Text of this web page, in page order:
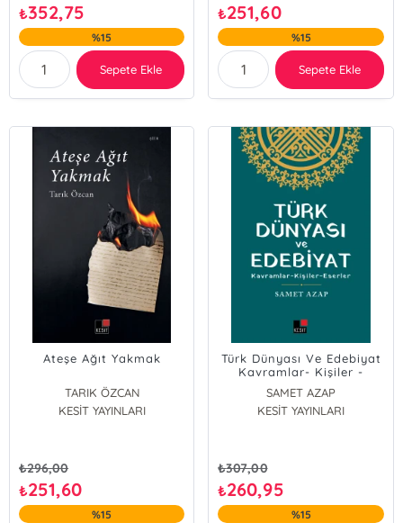
₺352,75
%15
Sepete Ekle
₺251,60
%15
Sepete Ekle
Ateşe Ağıt Yakmak
TARIK ÖZCAN
KESİT YAYINLARI
₺296,00
₺251,60
%15
Türk Dünyası Ve Edebiyat
Kavramlar- Kişiler -
SAMET AZAP
KESİT YAYINLARI
₺307,00
₺260,95
%15